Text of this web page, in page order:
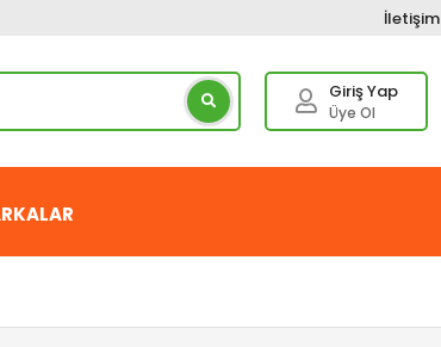
İletişim
Giriş Yap
Üye Ol